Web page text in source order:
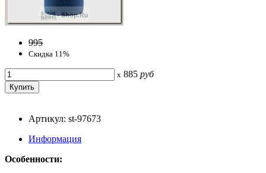
995
Скидка 11%
x 885 руб
Артикул: st-97673
Информация
Особенности: